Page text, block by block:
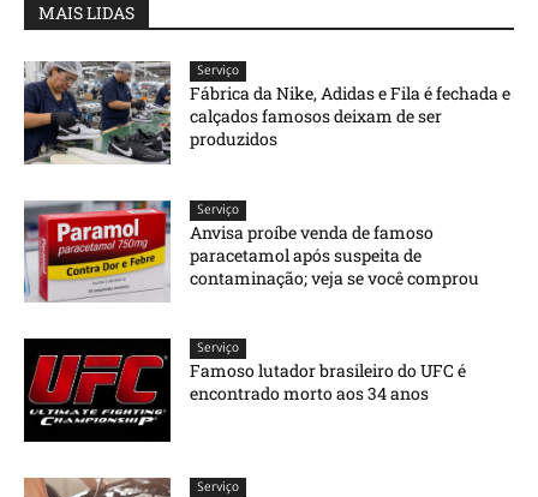
MAIS LIDAS
Serviço
Fábrica da Nike, Adidas e Fila é fechada e
calçados famosos deixam de ser
produzidos
Serviço
Anvisa proíbe venda de famoso
paracetamol após suspeita de
contaminação; veja se você comprou
Serviço
Famoso lutador brasileiro do UFC é
encontrado morto aos 34 anos
Serviço